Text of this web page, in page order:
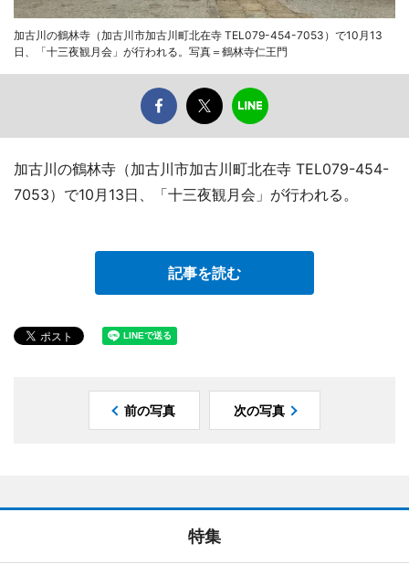
加古川の鶴林寺（加古川市加古川町北在寺 TEL079-454-7053）で10月13
日、「十三夜観月会」が行われる。写真＝鶴林寺仁王門
加古川の鶴林寺（加古川市加古川町北在寺 TEL079-454-
7053）で10月13日、「十三夜観月会」が行われる。
記事を読む
前の写真 次の写真
特集